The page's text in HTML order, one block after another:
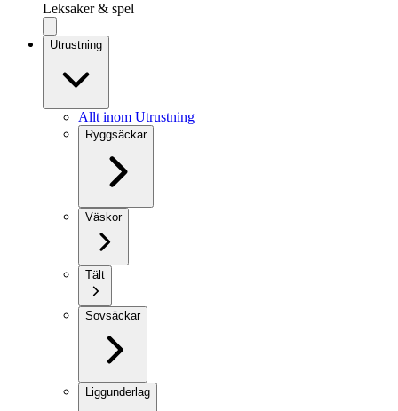
Leksaker & spel
Utrustning
Allt inom Utrustning
Ryggsäckar
Väskor
Tält
Sovsäckar
Liggunderlag